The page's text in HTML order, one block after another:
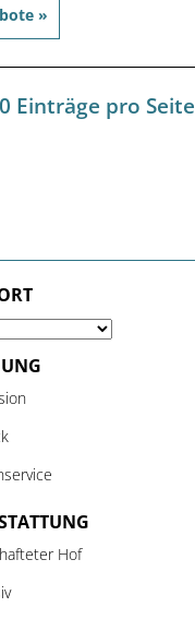
»
Einträge pro Seite
Hof